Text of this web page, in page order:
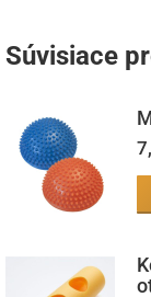
Súvisiace